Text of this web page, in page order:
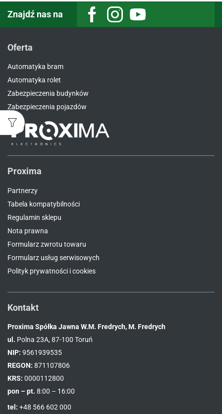
Znajdź nas na FacebookInstagramYoutube
Oferta
Automatyka bram
Automatyka rolet
Zabezpieczenia budynków
Zabezpieczenia pojazdów
Proxima
Partnerzy
Tabela kompatybilności
Regulamin sklepu
Nota prawna
Formularz zwrotu towaru
Formularz usług serwisowych
Polityk prywatności i cookies
Kontakt
Proxima Spółka Jawna W.M. Fredrych, M. Fredrych
ul. Polna 23A, 87-100 Toruń
NIP: 9561939535
REGON: 871107806
KRS: 0000112800
pon – pt. 8:00 – 16:00
tel: +48 566 602 000